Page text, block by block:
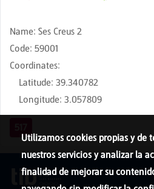
Name: Ses Creus 2
Code: 59001
Coordinates:
Latitude: 39.340782
Longitude: 3.057809
Utilizamos cookies propias y de
nuestros servicios y analizar la
finalidad de mejorar su